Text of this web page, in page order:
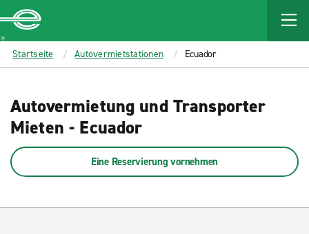
MAIN
CONTENT
Enterprise
Startseite Autovermietstationen Ecuador
Autovermietung und Transporter
Mieten - Ecuador
Eine Reservierung vornehmen